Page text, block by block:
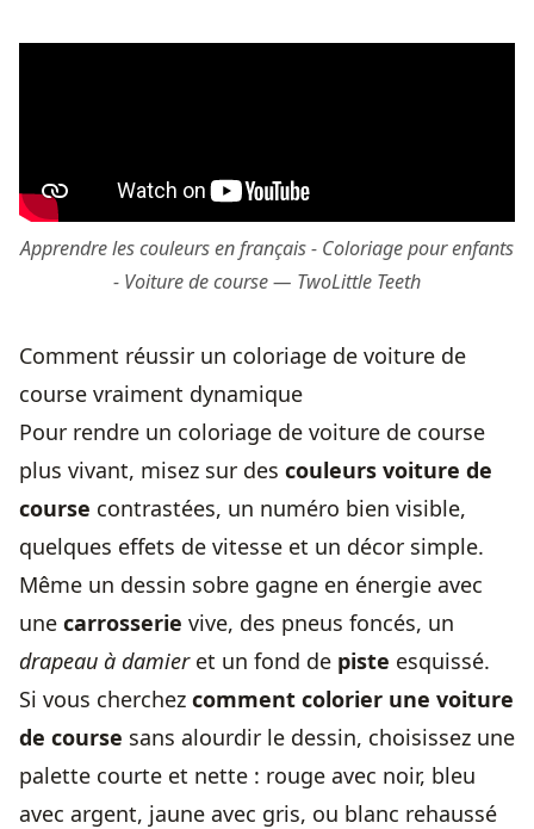
Apprendre les couleurs en français - Coloriage pour enfants
- Voiture de course — TwoLittle Teeth
Comment réussir un coloriage de voiture de
course vraiment dynamique
Pour rendre un coloriage de voiture de course
plus vivant, misez sur des couleurs voiture de
course contrastées, un numéro bien visible,
quelques effets de vitesse et un décor simple.
Même un dessin sobre gagne en énergie avec
une carrosserie vive, des pneus foncés, un
drapeau à damieret un fond de piste esquissé.
Si vous cherchez comment colorier une voiture
de course sans alourdir le dessin, choisissez une
palette courte et nette : rouge avec noir, bleu
avec argent, jaune avec gris, ou blanc rehaussé